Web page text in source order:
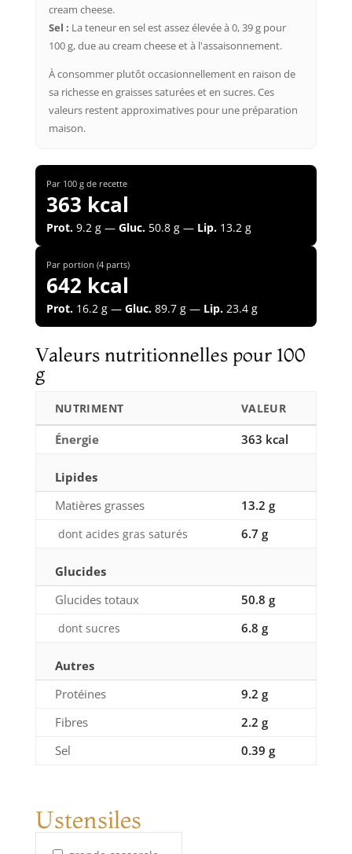
cream cheese.
Sel : La teneur en sel est assez élevée à 0, 39 g pour
100 g, due au cream cheese et à l'assaisonnement.
À consommer plutôt occasionnellement en raison de
sa richesse en graisses saturées et en sucres. Ces
valeurs restent approximatives pour une préparation
maison.
Par 100 g de recette
363 kcal
Prot.9.2 g — Gluc.50.8 g — Lip.13.2 g
Par portion (4 parts)
642 kcal
Prot.16.2 g — Gluc.89.7 g — Lip.23.4 g
Valeurs nutritionnelles pour 100
g
NUTRIMENT VALEUR
Énergie 363 kcal
Lipides
Matières grasses
13.2 g
dont acides gras saturés 6.7 g
Glucides
Glucides totaux
50.8 g
dont sucres 6.8 g
Autres
Protéines
9.2 g
Fibres
2.2 g
Sel
0.39 g
Ustensiles